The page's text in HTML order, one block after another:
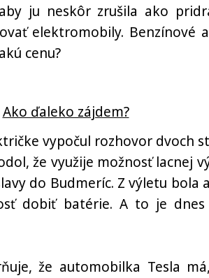
ju neskôr zrušila ako
elektromobily. Benzínové
cenu?
Ako ďaleko zájdem?
vypočul rozhovor dvoch
že využije možnosť lacnej
do Budmeríc. Z výletu bola
dobiť batérie. A to je
že automobilka Tesla